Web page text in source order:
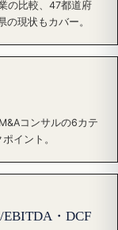
の比較、47都道府
現状もカバー。
コンサルの6カテ
イント。
・DCF